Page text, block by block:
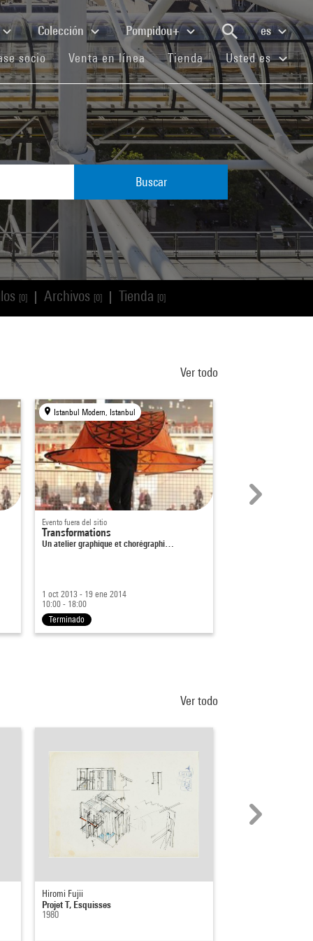
Colección Pompidou+
es
socio(current)Venta en línea(current)
Tienda(current)Usted es
Buscar
[0] Archivos [0] Tienda [0]
Ver todo
Istanbul Modern, Istanbul
Evento fuera del sitio
Transformations
Un atelier graphique et chorégraphi…
1 oct 2013 - 19 ene 2014
10:00 - 18:00
Terminado
Ver todo
Hiromi Fujii
Projet T, Esquisses
1980